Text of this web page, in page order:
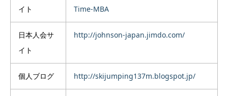
イト
Time-MBA
日本人会サ
イト
http://johnson-japan.jimdo.com/
個人ブログ http://skijumping137m.blogspot.jp/